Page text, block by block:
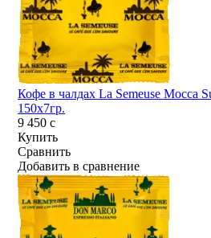
Кофе в чалдах La Semeuse Mocca
150х7гр.
9 450c
Купить
Сравнить
Добавить в сравнение